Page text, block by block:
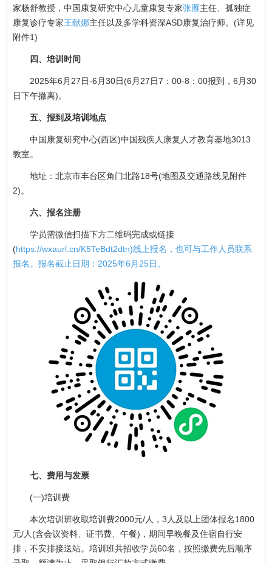
家杨舒教授，中国康复研究中心儿童康复专家张雁主任、孤独症
康复诊疗专家王献娜主任以及多学科资深ASD康复治疗师。(详见
附件1)
四、培训时间
2025年6月27日-6月30日(6月27日7：00-8：00报到，6月30
日下午撤离)。
五、报到及培训地点
中国康复研究中心(西区)中国残疾人康复人才教育基地3013
教室。
地址：北京市丰台区角门北路18号(地图及交通路线见附件
2)。
六、报名注册
学员需微信扫描下方二维码完成或链接
(https://wxaurl.cn/K5TeBdt2dtn)线上报名，也可与工作人员联系
报名。报名截止日期：2025年6月25日。
七、费用与发票
(一)培训费
本次培训班收取培训费2000元/人，3人及以上团体报名1800
元/人(含会议资料、证书费、午餐)，期间早晚餐及住宿自行安
排，不安排接送站。培训班共招收学员60名，按照缴费先后顺序